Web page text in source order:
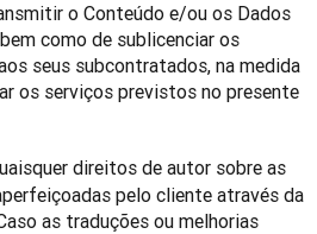
o Conteúdo e/ou os Dados
como de sublicenciar os
seus subcontratados, na medida
os serviços previstos no presente
direitos de autor sobre as
pelo cliente através da
as traduções ou melhorias